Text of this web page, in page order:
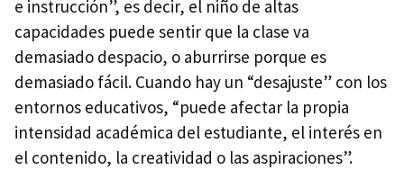
e instrucción”, es decir, el niño de altas
capacidades puede sentir que la clase va
demasiado despacio, o aburrirse porque es
demasiado fácil. Cuando hay un “desajuste” con los
entornos educativos, “puede afectar la propia
intensidad académica del estudiante, el interés en
el contenido, la creatividad o las aspiraciones”.